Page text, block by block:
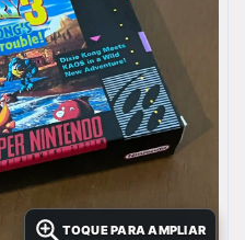
TOQUE PARA AMPLIAR